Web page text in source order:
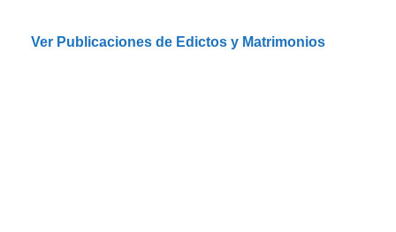
e
Ver Publicaciones de Edictos y Matrimonios